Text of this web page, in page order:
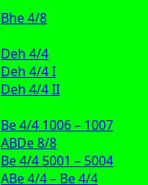
Bhe 4/8
Deh 4/4
Deh 4/4 I
Deh 4/4 II
Be 4/4 1006 – 1007
ABDe 8/8
Be 4/4 5001 – 5004
ABe 4/4 – Be 4/4